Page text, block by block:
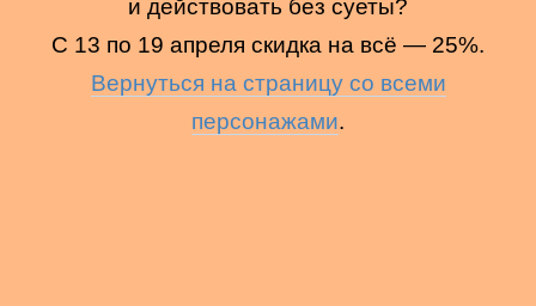
и действовать без суеты?
С 13 по 19 апреля скидка на всё — 25%.
Вернуться на страницу со всеми
персонажами.